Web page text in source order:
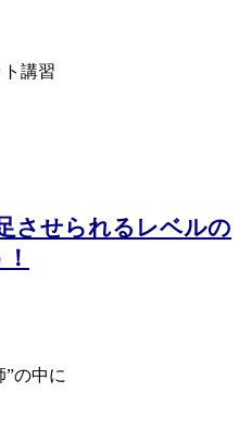
させられるレベルの
の中に